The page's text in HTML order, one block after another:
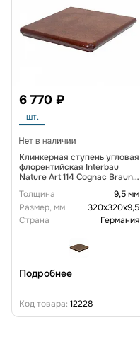
6 770 ₽
шт.
Клинкерная ступень угловая
флорентийская Interbau
Nature Art 114 Cognac Braun
Толщина
9,5 мм
Размер, мм
320х320х9,5
Страна
Германия
Подробнее
Код товара: 12228